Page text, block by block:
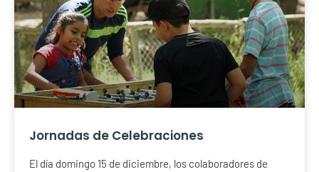
Jornadas de Celebraciones
El día domingo 15 de diciembre, los colaboradores de